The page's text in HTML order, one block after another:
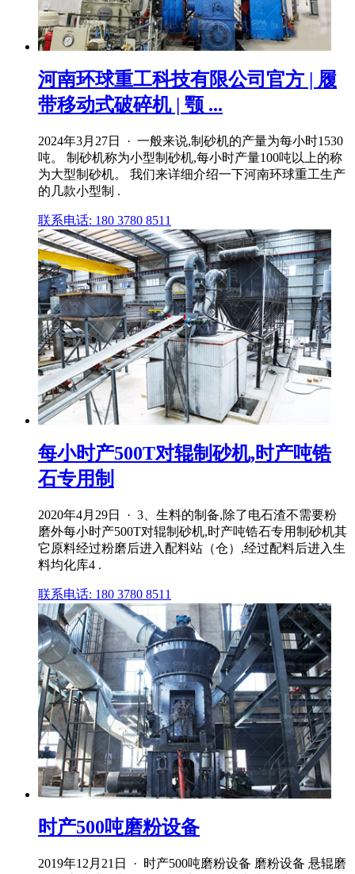
河南环球重工科技有限公司官方 | 履
带移动式破碎机 | 颚 ...
2024年3月27日 · 一般来说,制砂机的产量为每小时1530
吨。 制砂机称为小型制砂机,每小时产量100吨以上的称
为大型制砂机。 我们来详细介绍一下河南环球重工生产
的几款小型制 .
联系电话: 180 3780 8511
每小时产500T对辊制砂机,时产吨锆
石专用制
2020年4月29日 · 3、生料的制备,除了电石渣不需要粉
磨外每小时产500T对辊制砂机,时产吨锆石专用制砂机其
它原料经过粉磨后进入配料站（仓）,经过配料后进入生
料均化库4 .
联系电话: 180 3780 8511
时产500吨磨粉设备
2019年12月21日 · 时产500吨磨粉设备 磨粉设备 悬辊磨